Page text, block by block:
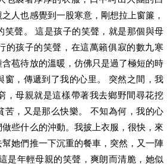
人也感覺到一股寒意，剛想拉上窗簾，
笑聲。 這是孩子的笑聲，就是那個與母
的孩子的笑聲，在這萬籟俱寂的數九寒
苞待放的溫暖，仿佛只是過了極短的時
窗，傳遞到了我的心里。 突然之間，我
，母親就是這樣帶著我去鄉野間尋花挖
苦，又是那么快樂。 不知為何，我的心
些什么的沖動。我披上衣服，很快，來
她們推一下沉重的餐車，突然，又一陣
是年輕母親的笑聲，爽朗而清脆，她似